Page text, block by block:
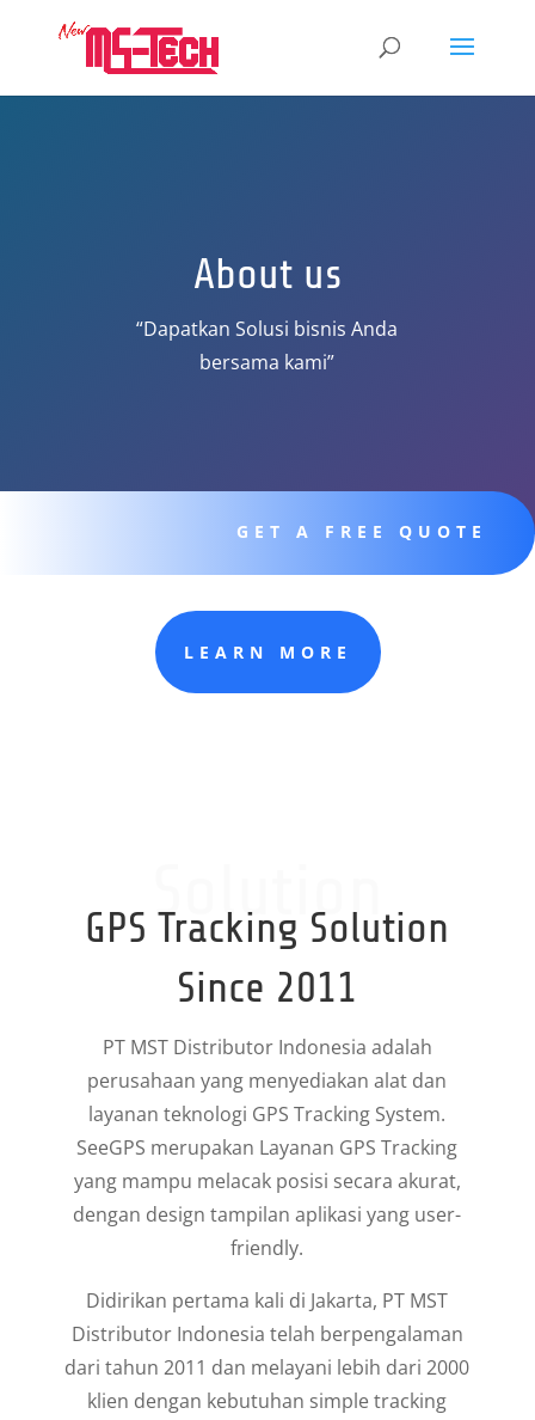
About us
“Dapatkan Solusi bisnis Anda
bersama kami”
GET A FREE QUOTE
LEARN MORE
Solution
GPS Tracking Solution
Since 2011
PT MST Distributor Indonesia adalah
perusahaan yang menyediakan alat dan
layanan teknologi GPS Tracking System.
SeeGPS merupakan Layanan GPS Tracking
yang mampu melacak posisi secara akurat,
dengan design tampilan aplikasi yang user-
friendly.
Didirikan pertama kali di Jakarta, PT MST
Distributor Indonesia telah berpengalaman
dari tahun 2011 dan melayani lebih dari 2000
klien dengan kebutuhan simple tracking